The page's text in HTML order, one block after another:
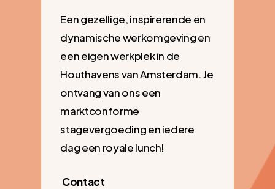
Een gezellige, inspirerende en
dynamische werkomgeving en
een eigen werkplek in de
Houthavens van Amsterdam. Je
ontvang van ons een
marktconforme
stagevergoeding en iedere
dag een royale lunch!
Contact